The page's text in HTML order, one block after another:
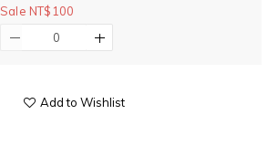
Sale NT$100
Add to Wishlist